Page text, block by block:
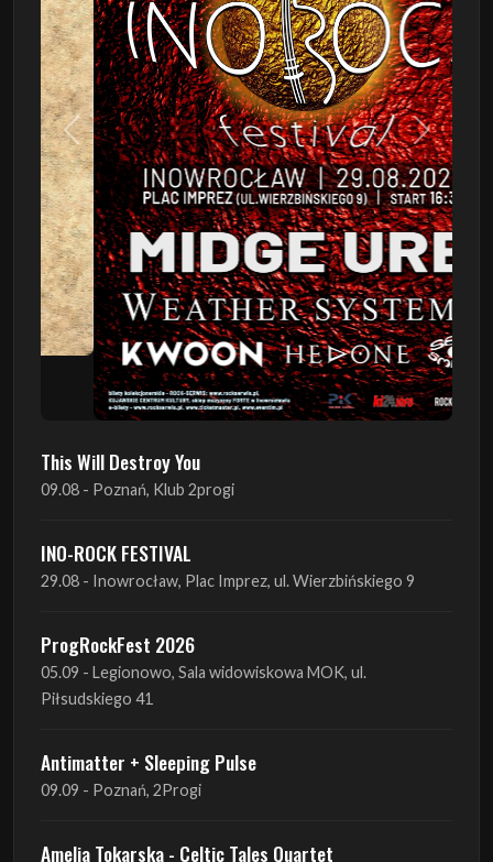
Poprzedni Następny
This Will Destroy You
09.08 - Poznań, Klub 2progi
INO-ROCK FESTIVAL
29.08 - Inowrocław, Plac Imprez, ul. Wierzbińskiego 9
ProgRockFest 2026
05.09 - Legionowo, Sala widowiskowa MOK, ul.
Piłsudskiego 41
Antimatter + Sleeping Pulse
09.09 - Poznań, 2Progi
Amelia Tokarska - Celtic Tales Quartet